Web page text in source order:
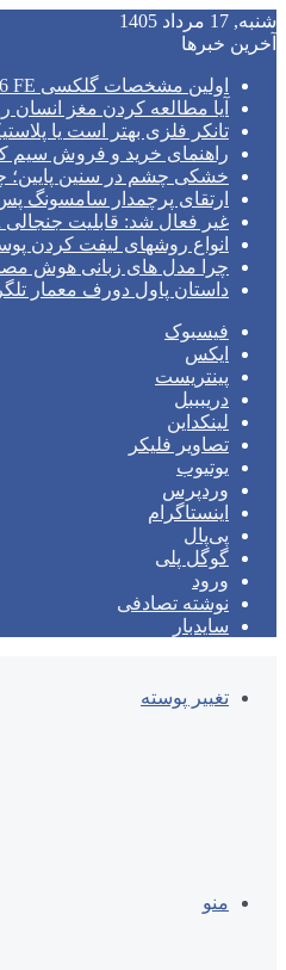
شنبه, 17 مرداد 1405
آخرین خبرها
اولین مشخصات گلکسی S26 FE فاش شد!
آیا مطالعه کردن مغز انسان
تانکر فلزی بهتر است یا
راهنمای خرید و فروش سیم
خشکی چشم در سنین پایین؛
ارتقای پرچمدار سامسونگ
غیر فعال شد: قابلیت جنجالی Google Earth پس از یک روز!
انواع روشهای لیفت کردن
چرا مدل‌ های زبانی هوش
داستان پاول دورف معمار
فیسبوک
ایکس
پینتریست
دریبببل
لینکداین
تصاویر فلیکر
یوتیوب
وردپرس
اینستاگرام
پی‌پال
گوگل پلی
ورود
نوشته تصادفی
سایدبار
تغییر پوسته
منو